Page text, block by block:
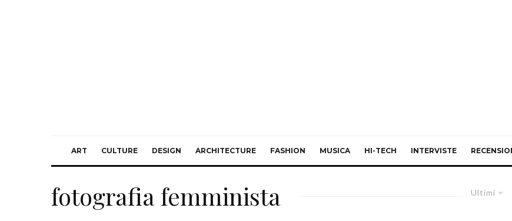
ART CULTURE DESIGN ARCHITECTURE FASHION MUSICA HI-TECH INTERVISTE
Ultimi
fotografia femminista